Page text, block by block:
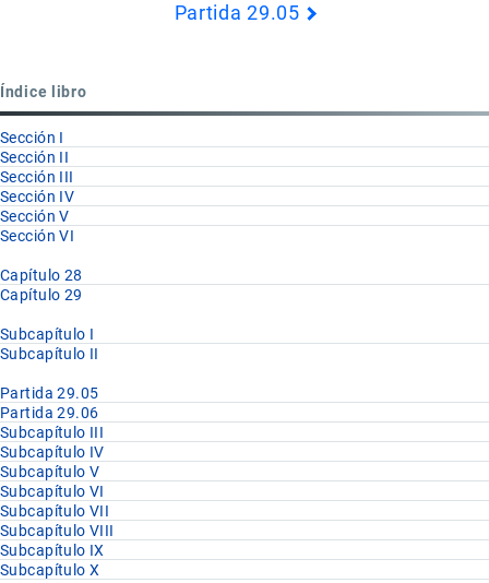
Partida 29.05
Índice libro
Sección I
Sección II
Sección III
Sección IV
Sección V
Sección VI
Capítulo 28
Capítulo 29
Subcapítulo I
Subcapítulo II
Partida 29.05
Partida 29.06
Subcapítulo III
Subcapítulo IV
Subcapítulo V
Subcapítulo VI
Subcapítulo VII
Subcapítulo VIII
Subcapítulo IX
Subcapítulo X